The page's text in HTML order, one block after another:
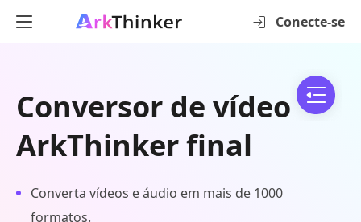
Conecte-se
Conversor de vídeo
ArkThinker final
Converta vídeos e áudio em mais de 1000
formatos.